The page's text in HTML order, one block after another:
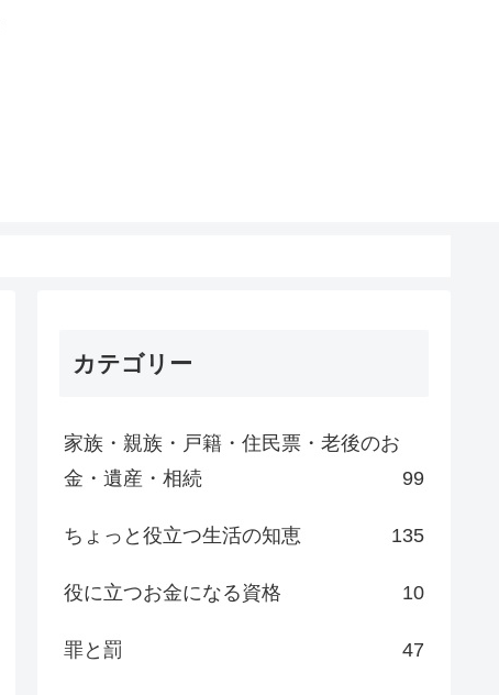
カテゴリー
家族・親族・戸籍・住民票・老後のお
金・遺産・相続
99
ちょっと役立つ生活の知恵 135
役に立つお金になる資格 10
罪と罰 47